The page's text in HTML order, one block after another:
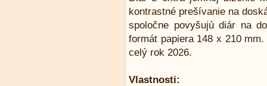
kontrastné prešívanie na
spoločne povyšujú diár na
formát papiera 148 x 210
celý rok 2026.
Vlastnosti: